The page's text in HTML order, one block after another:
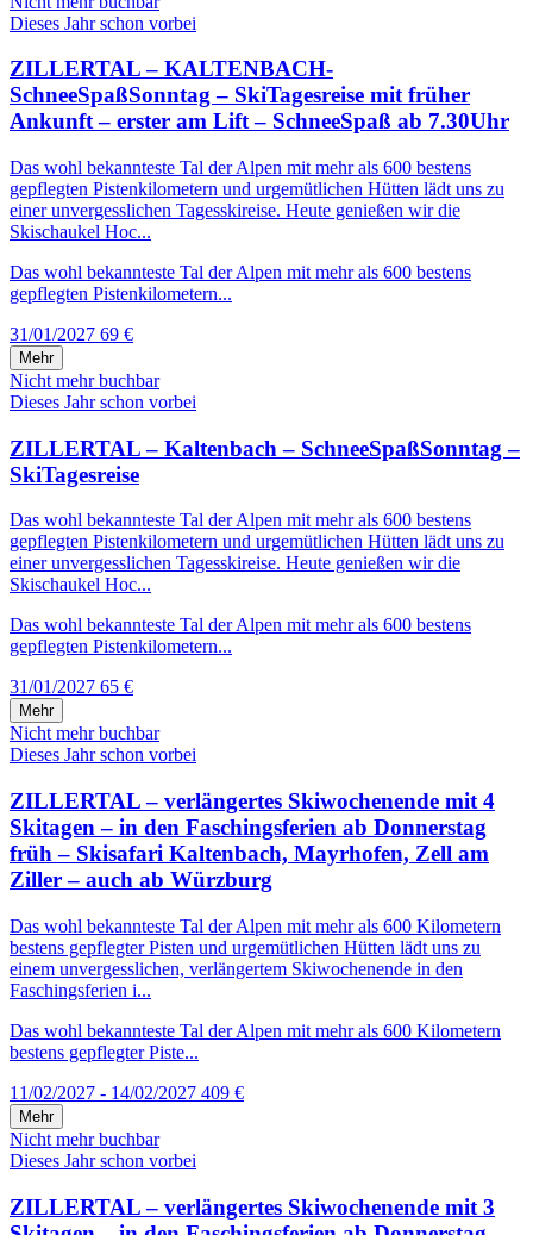
Dieses Jahr schon vorbei
ZILLERTAL – KALTENBACH-
SchneeSpaßSonntag – SkiTagesreise mit früher
Ankunft – erster am Lift – SchneeSpaß ab 7.30Uhr
Das wohl bekannteste Tal der Alpen mit mehr als 600 bestens
gepflegten Pistenkilometern und urgemütlichen Hütten lädt uns zu
einer unvergesslichen Tagesskireise. Heute genießen wir die
Skischaukel Hoc...
Das wohl bekannteste Tal der Alpen mit mehr als 600 bestens
gepflegten Pistenkilometern...
31/01/2027 69 €
Mehr
Nicht mehr buchbar
Dieses Jahr schon vorbei
ZILLERTAL – Kaltenbach – SchneeSpaßSonntag –
SkiTagesreise
Das wohl bekannteste Tal der Alpen mit mehr als 600 bestens
gepflegten Pistenkilometern und urgemütlichen Hütten lädt uns zu
einer unvergesslichen Tagesskireise. Heute genießen wir die
Skischaukel Hoc...
Das wohl bekannteste Tal der Alpen mit mehr als 600 bestens
gepflegten Pistenkilometern...
31/01/2027 65 €
Mehr
Nicht mehr buchbar
Dieses Jahr schon vorbei
ZILLERTAL – verlängertes Skiwochenende mit 4
Skitagen – in den Faschingsferien ab Donnerstag
früh – Skisafari Kaltenbach, Mayrhofen, Zell am
Ziller – auch ab Würzburg
Das wohl bekannteste Tal der Alpen mit mehr als 600 Kilometern
bestens gepflegter Pisten und urgemütlichen Hütten lädt uns zu
einem unvergesslichen, verlängertem Skiwochenende in den
Faschingsferien i...
Das wohl bekannteste Tal der Alpen mit mehr als 600 Kilometern
bestens gepflegter Piste...
11/02/2027 - 14/02/2027 409 €
Mehr
Nicht mehr buchbar
Dieses Jahr schon vorbei
ZILLERTAL – verlängertes Skiwochenende mit 3